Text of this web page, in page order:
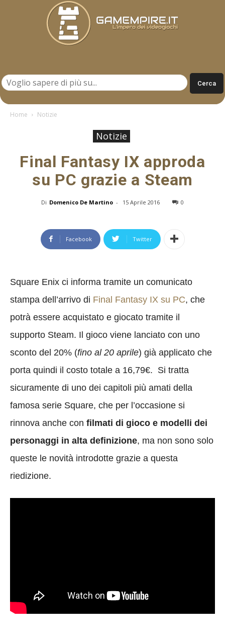
Home Notizie
Notizie
Final Fantasy IX approda
su PC grazie a Steam
Di Domenico De Martino - 15 Aprile 2016 0
Facebook Twitter
Square Enix ci informa tramite un comunicato
stampa dell’arrivo di Final Fantasy IX su PC, che
potrà essere acquistato e giocato tramite il
supporto Steam. Il gioco viene lanciato con uno
sconto del 20% (fino al 20 aprile) già applicato che
porta quindi il costo totale a 16,79€. Si tratta
sicuramente di uno dei capitoli più amati della
famosa serie Square, che per l’occasione si
rinnova anche con filmati di gioco e modelli dei
personaggi in alta definizione, ma non sono solo
queste le novità introdotte grazie a questa
riedizione.